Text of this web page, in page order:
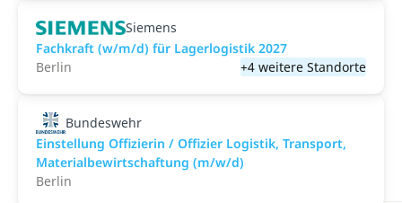
Siemens
Fachkraft (w/m/d) für Lagerlogistik 2027
Berlin
+4 weitere Standorte
Bundeswehr
Einstellung Offizierin / Offizier Logistik, Transport,
Materialbewirtschaftung (m/w/d)
Berlin